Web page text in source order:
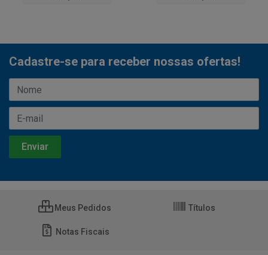
Cadastre-se para receber nossas ofertas!
Meus Pedidos Títulos
Notas Fiscais